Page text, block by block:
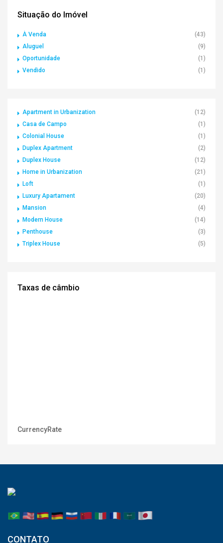
Situação do Imóvel
À Venda
(43)
Aluguel
(9)
Oportunidade
(1)
Vendido
(1)
Apartment in Urbanization
(12)
Casa de Campo
(1)
Colonial House
(1)
Duplex Apartment
(2)
Duplex House
(12)
Home in Urbanization
(21)
Loft
(1)
Luxury Apartament
(20)
Mansion
(4)
Modern House
(14)
Penthouse
(3)
Triplex House
(5)
Taxas de câmbio
CurrencyRate
CONTATO